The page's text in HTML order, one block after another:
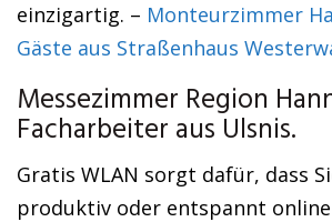
einzigartig. – Monteurzimmer
Gäste aus Straßenhaus
Messezimmer Region
Facharbeiter aus Ulsnis.
Gratis WLAN sorgt dafür, dass
produktiv oder entspannt